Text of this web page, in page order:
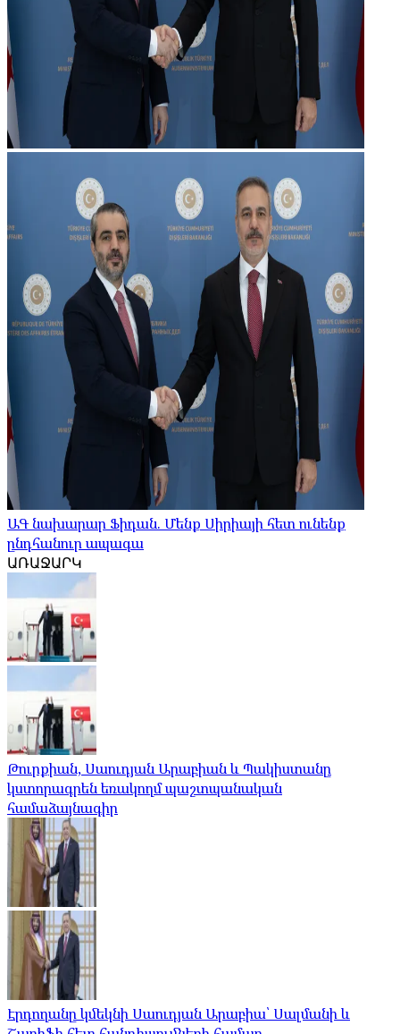
ԱԳ նախարար Ֆիդան. Մենք Սիրիայի հետ ունենք
ընդհանուր ապագա
ԱՌԱՋԱՐԿ
Թուրքիան, Սաուդյան Արաբիան և Պակիստանը
կստորագրեն եռակողմ պաշտպանական
համաձայնագիր
Էրդողանը կմեկնի Սաուդյան Արաբիա՝ Սալմանի և